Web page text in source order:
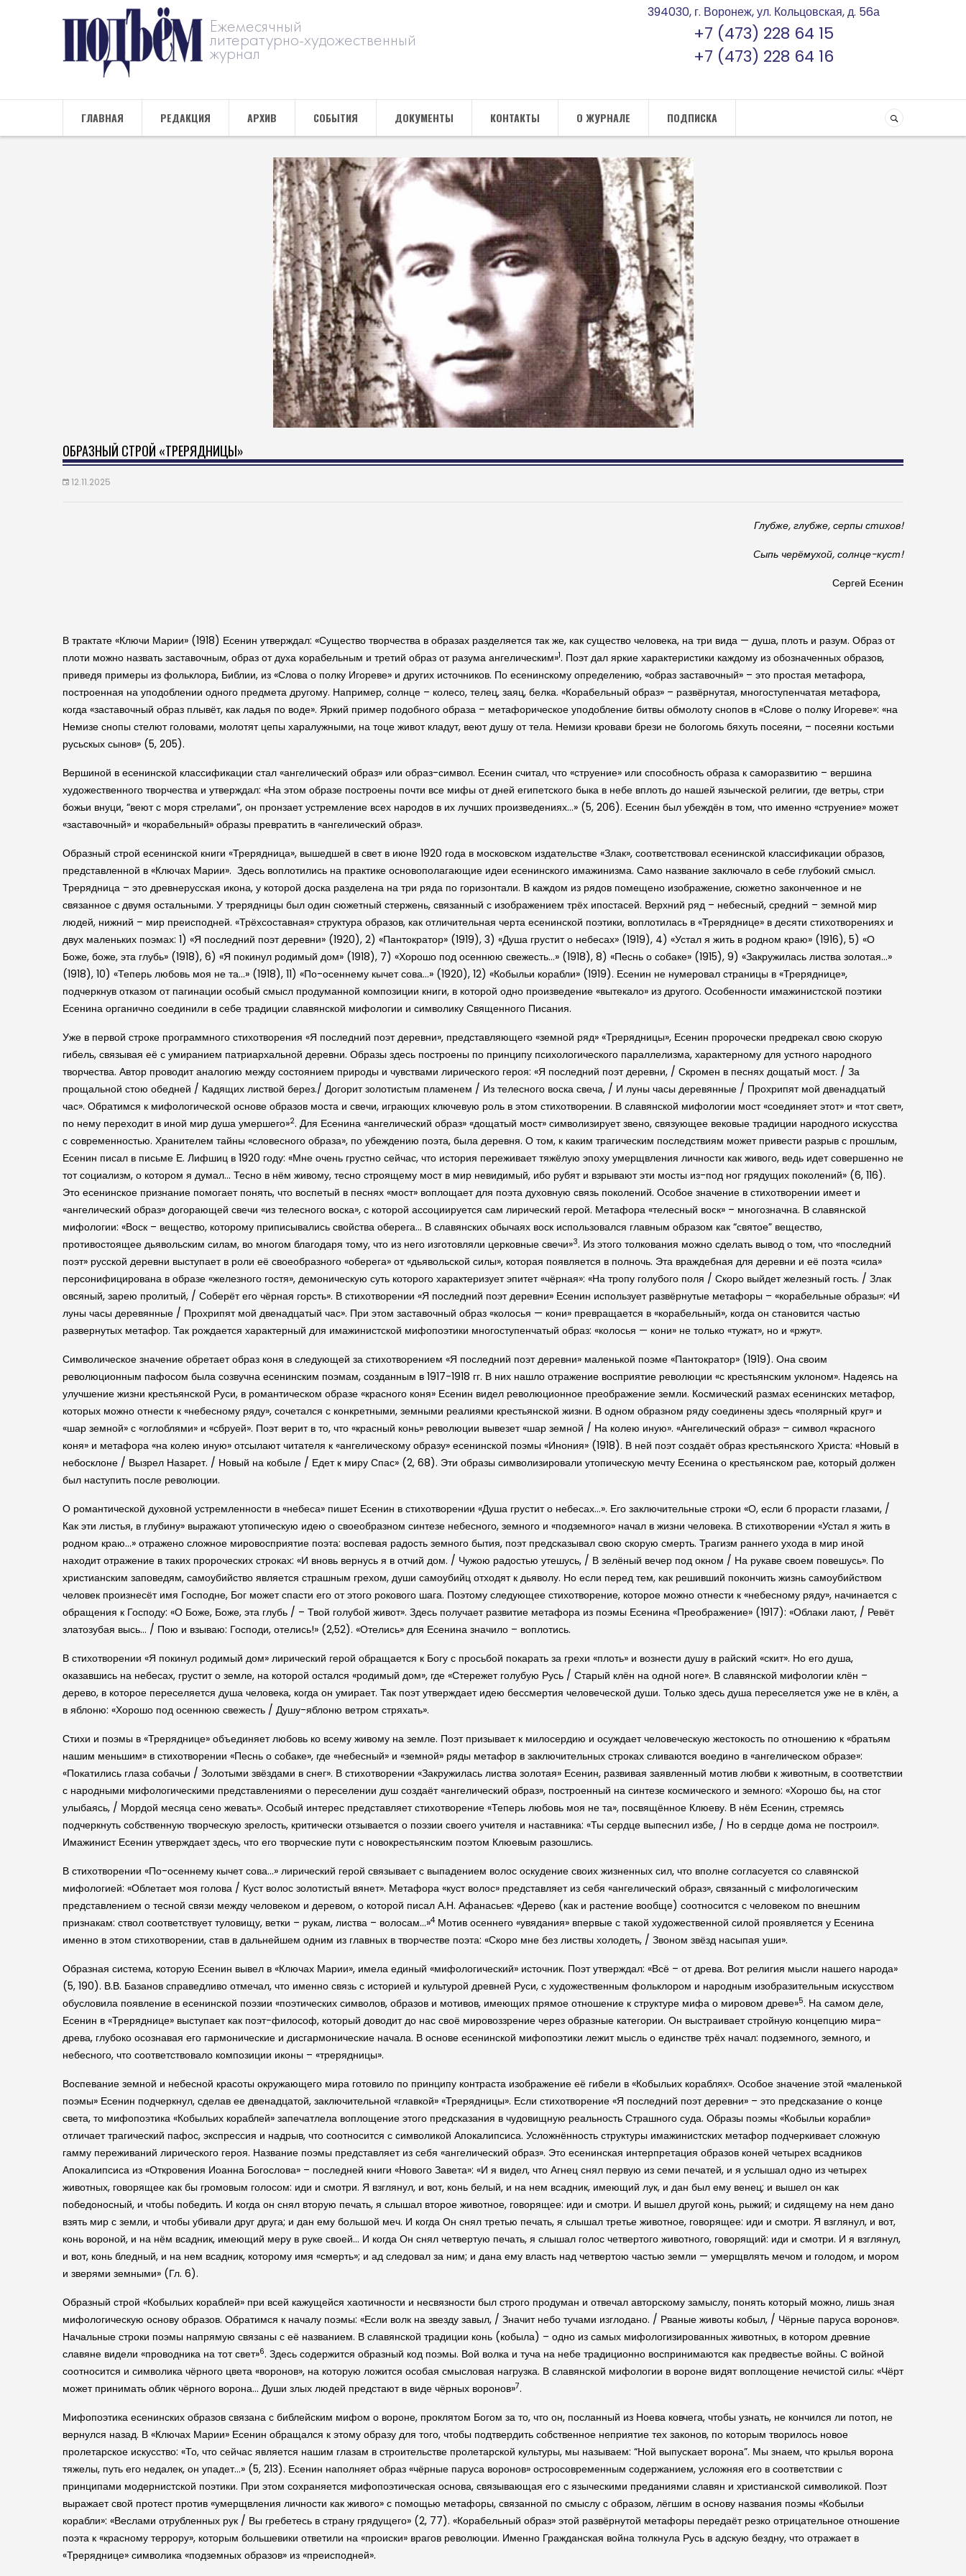
Ежемесячный
литературно-художественный
журнал
394030, г. Воронеж, ул. Кольцовская, д. 56а
+7 (473) 228 64 15
+7 (473) 228 64 16
ГЛАВНАЯ РЕДАКЦИЯ АРХИВ СОБЫТИЯ ДОКУМЕНТЫ КОНТАКТЫ О ЖУРНАЛЕ ПОДПИСКА
ОБРАЗНЫЙ СТРОЙ «ТРЕРЯДНИЦЫ»
12.11.2025
Глубже, глубже, серпы стихов!
Сыпь черёмухой, солнце-куст!
Сергей Есенин
В трактате «Ключи Марии» (1918) Есенин утверждал: «Существо творчества в образах разделяется так же, как существо человека, на три вида — душа, плоть и разум. Образ от
плоти можно назвать заставочным, образ от духа корабельным и третий образ от разума ангелическим»1. Поэт дал яркие характеристики каждому из обозначенных образов,
приведя примеры из фольклора, Библии, из «Слова о полку Игореве» и других источников. По есенинскому определению, «образ заставочный» – это простая метафора,
построенная на уподоблении одного предмета другому. Например, солнце – колесо, телец, заяц, белка. «Корабельный образ» – развёрнутая, многоступенчатая метафора,
когда «заставочный образ плывёт, как ладья по воде». Яркий пример подобного образа – метафорическое уподобление битвы обмолоту снопов в «Слове о полку Игореве»: «на
Немизе снопы стелют головами, молотят цепы харалужными, на тоце живот кладут, веют душу от тела. Немизи кровави брези не бологомь бяхуть посеяни, – посеяни костьми
русьскых сынов» (5, 205).
Вершиной в есенинской классификации стал «ангелический образ» или образ-символ. Есенин считал, что «струение» или способность образа к саморазвитию – вершина
художественного творчества и утверждал: «На этом образе построены почти все мифы от дней египетского быка в небе вплоть до нашей языческой религии, где ветры, стри
божьи внуци, “веют с моря стрелами”, он пронзает устремление всех народов в их лучших произведениях…» (5, 206). Есенин был убеждён в том, что именно «струение» может
«заставочный» и «корабельный» образы превратить в «ангелический образ».
Образный строй есенинской книги «Трерядница», вышедшей в свет в июне 1920 года в московском издательстве «Злак», соответствовал есенинской классификации образов,
представленной в «Ключах Марии». Здесь воплотились на практике основополагающие идеи есенинского имажинизма. Само название заключало в себе глубокий смысл.
Трерядница – это древнерусская икона, у которой доска разделена на три ряда по горизонтали. В каждом из рядов помещено изображение, сюжетно законченное и не
связанное с двумя остальными. У трерядницы был один сюжетный стержень, связанный с изображением трёх ипостасей. Верхний ряд – небесный, средний – земной мир
людей, нижний – мир преисподней. «Трёхсоставная» структура образов, как отличительная черта есенинской поэтики, воплотилась в «Треряднице» в десяти стихотворениях и
двух маленьких поэмах: 1) «Я последний поэт деревни» (1920), 2) «Пантократор» (1919), 3) «Душа грустит о небесах» (1919), 4) «Устал я жить в родном краю» (1916), 5) «О
Боже, боже, эта глубь» (1918), 6) «Я покинул родимый дом» (1918), 7) «Хорошо под осеннюю свежесть…» (1918), 8) «Песнь о собаке» (1915), 9) «Закружилась листва золотая…»
(1918), 10) «Теперь любовь моя не та…» (1918), 11) «По-осеннему кычет сова…» (1920), 12) «Кобыльи корабли» (1919). Есенин не нумеровал страницы в «Треряднице»,
подчеркнув отказом от пагинации особый смысл продуманной композиции книги, в которой одно произведение «вытекало» из другого. Особенности имажинистской поэтики
Есенина органично соединили в себе традиции славянской мифологии и символику Священного Писания.
Уже в первой строке программного стихотворения «Я последний поэт деревни», представляющего «земной ряд» «Трерядницы», Есенин пророчески предрекал свою скорую
гибель, связывая её с умиранием патриархальной деревни. Образы здесь построены по принципу психологического параллелизма, характерному для устного народного
творчества. Автор проводит аналогию между состоянием природы и чувствами лирического героя: «Я последний поэт деревни, / Скромен в песнях дощатый мост. / За
прощальной стою обедней / Кадящих листвой берез./ Догорит золотистым пламенем / Из телесного воска свеча, / И луны часы деревянные / Прохрипят мой двенадцатый
час». Обратимся к мифологической основе образов моста и свечи, играющих ключевую роль в этом стихотворении. В славянской мифологии мост «соединяет этот» и «тот свет»,
по нему переходит в иной мир душа умершего»2. Для Есенина «ангелический образ» «дощатый мост» символизирует звено, связующее вековые традиции народного искусства
с современностью. Хранителем тайны «словесного образа», по убеждению поэта, была деревня. О том, к каким трагическим последствиям может привести разрыв с прошлым,
Есенин писал в письме Е. Лифшиц в 1920 году: «Мне очень грустно сейчас, что история переживает тяжёлую эпоху умерщвления личности как живого, ведь идет совершенно не
тот социализм, о котором я думал… Тесно в нём живому, тесно строящему мост в мир невидимый, ибо рубят и взрывают эти мосты из-под ног грядущих поколений» (6, 116).
Это есенинское признание помогает понять, что воспетый в песнях «мост» воплощает для поэта духовную связь поколений. Особое значение в стихотворении имеет и
«ангелический образ» догорающей свечи «из телесного воска», с которой ассоциируется сам лирический герой. Метафора «телесный воск» – многозначна. В славянской
мифологии: «Воск – вещество, которому приписывались свойства оберега… В славянских обычаях воск использовался главным образом как “святое” вещество,
противостоящее дьявольским силам, во многом благодаря тому, что из него изготовляли церковные свечи»3. Из этого толкования можно сделать вывод о том, что «последний
поэт» русской деревни выступает в роли её своеобразного «оберега» от «дьявольской силы», которая появляется в полночь. Эта враждебная для деревни и её поэта «сила»
персонифицирована в образе «железного гостя», демоническую суть которого характеризует эпитет «чёрная»: «На тропу голубого поля / Скоро выйдет железный гость. / Злак
овсяный, зарею пролитый, / Соберёт его чёрная горсть». В стихотворении «Я последний поэт деревни» Есенин использует развёрнутые метафоры – «корабельные образы»: «И
луны часы деревянные / Прохрипят мой двенадцатый час». При этом заставочный образ «колосья — кони» превращается в «корабельный», когда он становится частью
развернутых метафор. Так рождается характерный для имажинистской мифопоэтики многоступенчатый образ: «колосья — кони» не только «тужат», но и «ржут».
Символическое значение обретает образ коня в следующей за стихотворением «Я последний поэт деревни» маленькой поэме «Пантократор» (1919). Она своим
революционным пафосом была созвучна есенинским поэмам, созданным в 1917-1918 гг. В них нашло отражение восприятие революции «с крестьянским уклоном». Надеясь на
улучшение жизни крестьянской Руси, в романтическом образе «красного коня» Есенин видел революционное преображение земли. Космический размах есенинских метафор,
которых можно отнести к «небесному ряду», сочетался с конкретными, земными реалиями крестьянской жизни. В одном образном ряду соединены здесь «полярный круг» и
«шар земной» с «оглоблями» и «сбруей». Поэт верит в то, что «красный конь» революции вывезет «шар земной / На колею иную». «Ангелический образ» – символ «красного
коня» и метафора «на колею иную» отсылают читателя к «ангелическому образу» есенинской поэмы «Инония» (1918). В ней поэт создаёт образ крестьянского Христа: «Новый в
небосклоне / Вызрел Назарет. / Новый на кобыле / Едет к миру Спас» (2, 68). Эти образы символизировали утопическую мечту Есенина о крестьянском рае, который должен
был наступить после революции.
О романтической духовной устремленности в «небеса» пишет Есенин в стихотворении «Душа грустит о небесах…». Его заключительные строки «О, если б прорасти глазами, /
Как эти листья, в глубину» выражают утопическую идею о своеобразном синтезе небесного, земного и «подземного» начал в жизни человека. В стихотворении «Устал я жить в
родном краю…» отражено сложное мировосприятие поэта: воспевая радость земного бытия, поэт предсказывал свою скорую смерть. Трагизм раннего ухода в мир иной
находит отражение в таких пророческих строках: «И вновь вернусь я в отчий дом. / Чужою радостью утешусь, / В зелёный вечер под окном / На рукаве своем повешусь». По
христианским заповедям, самоубийство является страшным грехом, души самоубийц отходят к дьяволу. Но если перед тем, как решивший покончить жизнь самоубийством
человек произнесёт имя Господне, Бог может спасти его от этого рокового шага. Поэтому следующее стихотворение, которое можно отнести к «небесному ряду», начинается с
обращения к Господу: «О Боже, Боже, эта глубь / – Твой голубой живот». Здесь получает развитие метафора из поэмы Есенина «Преображение» (1917): «Облаки лают, / Ревёт
златозубая высь… / Пою и взываю: Господи, отелись!» (2,52). «Отелись» для Есенина значило – воплотись.
В стихотворении «Я покинул родимый дом» лирический герой обращается к Богу с просьбой покарать за грехи «плоть» и вознести душу в райский «скит». Но его душа,
оказавшись на небесах, грустит о земле, на которой остался «родимый дом», где «Стережет голубую Русь / Старый клён на одной ноге». В славянской мифологии клён –
дерево, в которое переселяется душа человека, когда он умирает. Так поэт утверждает идею бессмертия человеческой души. Только здесь душа переселяется уже не в клён, а
в яблоню: «Хорошо под осеннюю свежесть / Душу-яблоню ветром стряхать».
Стихи и поэмы в «Треряднице» объединяет любовь ко всему живому на земле. Поэт призывает к милосердию и осуждает человеческую жестокость по отношению к «братьям
нашим меньшим» в стихотворении «Песнь о собаке», где «небесный» и «земной» ряды метафор в заключительных строках сливаются воедино в «ангелическом образе»:
«Покатились глаза собачьи / Золотыми звёздами в снег». В стихотворении «Закружилась листва золотая» Есенин, развивая заявленный мотив любви к животным, в соответствии
с народными мифологическими представлениями о переселении душ создаёт «ангелический образ», построенный на синтезе космического и земного: «Хорошо бы, на стог
улыбаясь, / Мордой месяца сено жевать». Особый интерес представляет стихотворение «Теперь любовь моя не та», посвящённое Клюеву. В нём Есенин, стремясь
подчеркнуть собственную творческую зрелость, критически отзывается о поэзии своего учителя и наставника: «Ты сердце выпеснил избе, / Но в сердце дома не построил».
Имажинист Есенин утверждает здесь, что его творческие пути с новокрестьянским поэтом Клюевым разошлись.
В стихотворении «По-осеннему кычет сова…» лирический герой связывает с выпадением волос оскудение своих жизненных сил, что вполне согласуется со славянской
мифологией: «Облетает моя голова / Куст волос золотистый вянет». Метафора «куст волос» представляет из себя «ангелический образ», связанный с мифологическим
представлением о тесной связи между человеком и деревом, о которой писал А.Н. Афанасьев: «Дерево (как и растение вообще) соотносится с человеком по внешним
признакам: ствол соответствует туловищу, ветки – рукам, листва – волосам…»4 Мотив осеннего «увядания» впервые с такой художественной силой проявляется у Есенина
именно в этом стихотворении, став в дальнейшем одним из главных в творчестве поэта: «Скоро мне без листвы холодеть, / Звоном звёзд насыпая уши».
Образная система, которую Есенин вывел в «Ключах Марии», имела единый «мифологический» источник. Поэт утверждал: «Всё – от древа. Вот религия мысли нашего народа»
(5, 190). В.В. Базанов справедливо отмечал, что именно связь с историей и культурой древней Руси, с художественным фольклором и народным изобразительным искусством
обусловила появление в есенинской поэзии «поэтических символов, образов и мотивов, имеющих прямое отношение к структуре мифа о мировом древе»5. На самом деле,
Есенин в «Треряднице» выступает как поэт-философ, который доводит до нас своё мировоззрение через образные категории. Он выстраивает стройную концепцию мира-
древа, глубоко осознавая его гармонические и дисгармонические начала. В основе есенинской мифопоэтики лежит мысль о единстве трёх начал: подземного, земного, и
небесного, что соответствовало композиции иконы – «трерядницы».
Воспевание земной и небесной красоты окружающего мира готовило по принципу контраста изображение её гибели в «Кобыльих кораблях». Особое значение этой «маленькой
поэмы» Есенин подчеркнул, сделав ее двенадцатой, заключительной «главкой» «Трерядницы». Если стихотворение «Я последний поэт деревни» – это предсказание о конце
света, то мифопоэтика «Кобыльих кораблей» запечатлела воплощение этого предсказания в чудовищную реальность Страшного суда. Образы поэмы «Кобыльи корабли»
отличает трагический пафос, экспрессия и надрыв, что соотносится с символикой Апокалипсиса. Усложнённость структуры имажинистских метафор подчеркивает сложную
гамму переживаний лирического героя. Название поэмы представляет из себя «ангелический образ». Это есенинская интерпретация образов коней четырех всадников
Апокалипсиса из «Откровения Иоанна Богослова» – последней книги «Нового Завета»: «И я видел, что Агнец снял первую из семи печатей, и я услышал одно из четырех
животных, говорящее как бы громовым голосом: иди и смотри. Я взглянул, и вот, конь белый, и на нем всадник, имеющий лук, и дан был ему венец; и вышел он как
победоносный, и чтобы победить. И когда он снял вторую печать, я слышал второе животное, говорящее: иди и смотри. И вышел другой конь, рыжий; и сидящему на нем дано
взять мир с земли, и чтобы убивали друг друга; и дан ему большой меч. И когда Он снял третью печать, я слышал третье животное, говорящее: иди и смотри. Я взглянул, и вот,
конь вороной, и на нём всадник, имеющий меру в руке своей… И когда Он снял четвертую печать, я слышал голос четвертого животного, говорящий: иди и смотри. И я взглянул,
и вот, конь бледный, и на нем всадник, которому имя «смерть»; и ад следовал за ним; и дана ему власть над четвертою частью земли — умерщвлять мечом и голодом, и мором
и зверями земными» (Гл. 6).
Образный строй «Кобыльих кораблей» при всей кажущейся хаотичности и несвязности был строго продуман и отвечал авторскому замыслу, понять который можно, лишь зная
мифологическую основу образов. Обратимся к началу поэмы: «Если волк на звезду завыл, / Значит небо тучами изглодано. / Рваные животы кобыл, / Чёрные паруса воронов».
Начальные строки поэмы напрямую связаны с её названием. В славянской традиции конь (кобыла) – одно из самых мифологизированных животных, в котором древние
славяне видели «проводника на тот свет»6. Здесь содержится образный код поэмы. Вой волка и туча на небе традиционно воспринимаются как предвестье войны. С войной
соотносится и символика чёрного цвета «воронов», на которую ложится особая смысловая нагрузка. В славянской мифологии в вороне видят воплощение нечистой силы: «Чёрт
может принимать облик чёрного ворона… Души злых людей предстают в виде чёрных воронов»7.
Мифопоэтика есенинских образов связана с библейским мифом о вороне, проклятом Богом за то, что он, посланный из Ноева ковчега, чтобы узнать, не кончился ли потоп, не
вернулся назад. В «Ключах Марии» Есенин обращался к этому образу для того, чтобы подтвердить собственное неприятие тех законов, по которым творилось новое
пролетарское искусство: «То, что сейчас является нашим глазам в строительстве пролетарской культуры, мы называем: “Ной выпускает ворона”. Мы знаем, что крылья ворона
тяжелы, путь его недалек, он упадет…» (5, 213). Есенин наполняет образ «чёрные паруса воронов» остросовременным содержанием, усложняя его в соответствии с
принципами модернистской поэтики. При этом сохраняется мифопоэтическая основа, связывающая его с языческими преданиями славян и христианской символикой. Поэт
выражает свой протест против «умерщвления личности как живого» с помощью метафоры, связанной по смыслу с образом, лёгшим в основу названия поэмы «Кобыльи
корабли»: «Веслами отрубленных рук / Вы гребетесь в страну грядущего» (2, 77). «Корабельный образ» этой развёрнутой метафоры передаёт резко отрицательное отношение
поэта к «красному террору», которым большевики ответили на «происки» врагов революции. Именно Гражданская война толкнула Русь в адскую бездну, что отражает в
«Треряднице» символика «подземных образов» из «преисподней».